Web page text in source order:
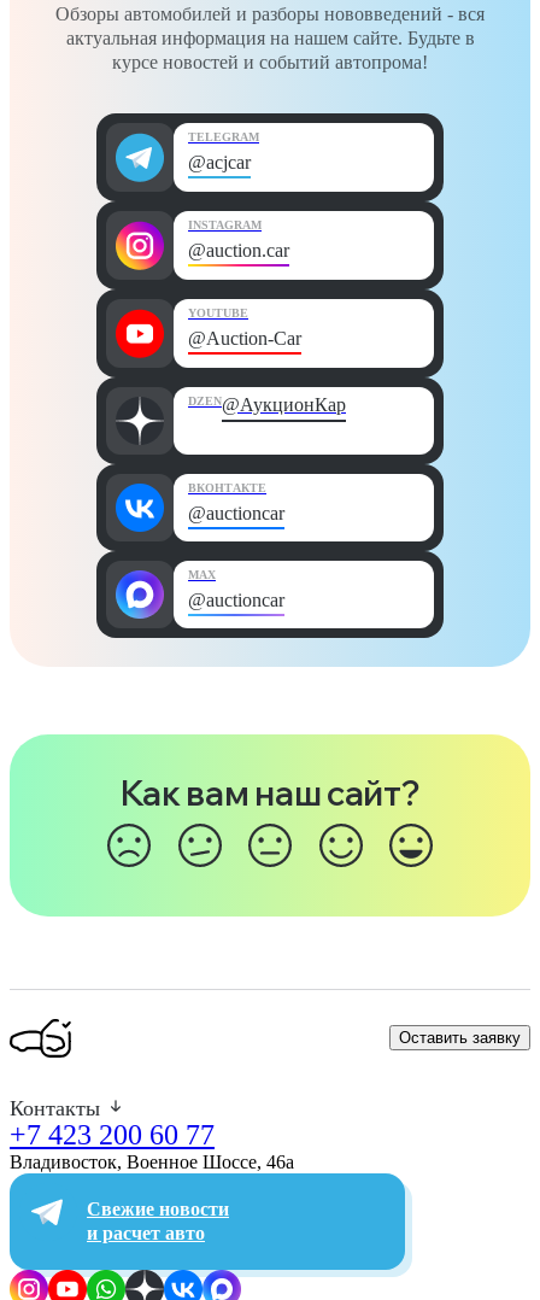
Обзоры автомобилей и разборы нововведений - вся
актуальная информация на нашем сайте. Будьте в
курсе новостей и событий автопрома!
TELEGRAM
@acjcar
INSTAGRAM
@auction.car
YOUTUBE
@Auction-Car
DZEN@АукционКар
ВКОНТАКТЕ
@auctioncar
MAX
@auctioncar
Как вам наш сайт?
Оставить заявку
Контакты
+7 423 200 60 77
Владивосток, Военное Шоссе, 46а​
Свежие новости
и расчет авто